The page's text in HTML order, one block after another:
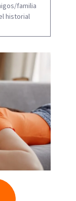
familia
historial